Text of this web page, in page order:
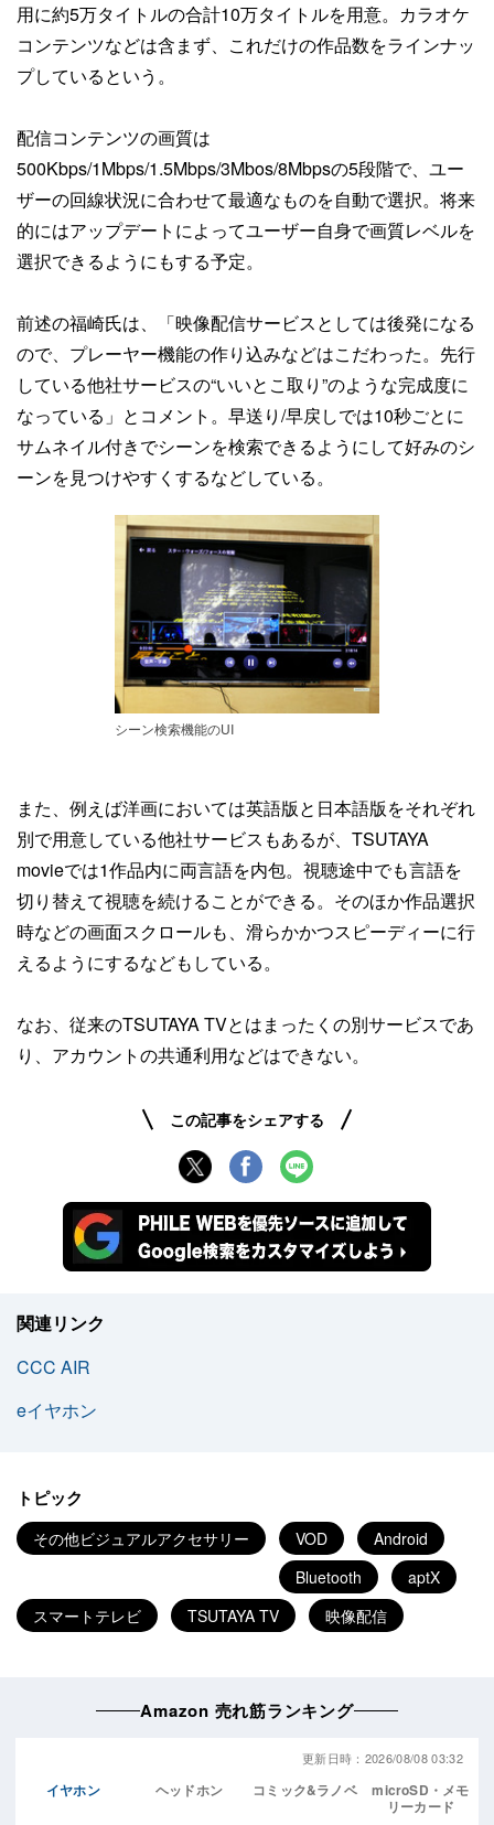
用に約5万タイトルの合計10万タイトルを用意。カラオケ
コンテンツなどは含まず、これだけの作品数をラインナッ
プしているという。
配信コンテンツの画質は
500Kbps/1Mbps/1.5Mbps/3Mbos/8Mbpsの5段階で、ユー
ザーの回線状況に合わせて最適なものを自動で選択。将来
的にはアップデートによってユーザー自身で画質レベルを
選択できるようにもする予定。
前述の福崎氏は、「映像配信サービスとしては後発になる
ので、プレーヤー機能の作り込みなどはこだわった。先行
している他社サービスの“いいとこ取り”のような完成度に
なっている」とコメント。早送り/早戻しでは10秒ごとに
サムネイル付きでシーンを検索できるようにして好みのシ
ーンを見つけやすくするなどしている。
シーン検索機能のUI
また、例えば洋画においては英語版と日本語版をそれぞれ
別で用意している他社サービスもあるが、TSUTAYA
movieでは1作品内に両言語を内包。視聴途中でも言語を
切り替えて視聴を続けることができる。そのほか作品選択
時などの画面スクロールも、滑らかかつスピーディーに行
えるようにするなどもしている。
なお、従来のTSUTAYA TVとはまったくの別サービスであ
り、アカウントの共通利用などはできない。
この記事をシェアする
関連リンク
CCC AIR
eイヤホン
トピック
その他ビジュアルアクセサリー VOD
Android
Bluetooth
aptX
スマートテレビ
TSUTAYA TV 映像配信